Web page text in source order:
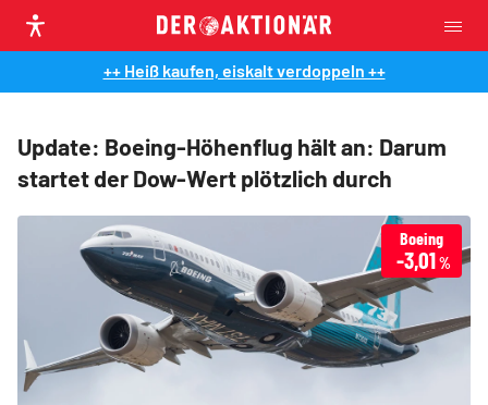
++ Heiß kaufen, eiskalt verdoppeln ++
Update: Boeing-Höhenflug hält an: Darum
startet der Dow-Wert plötzlich durch
Boeing
-3,01%